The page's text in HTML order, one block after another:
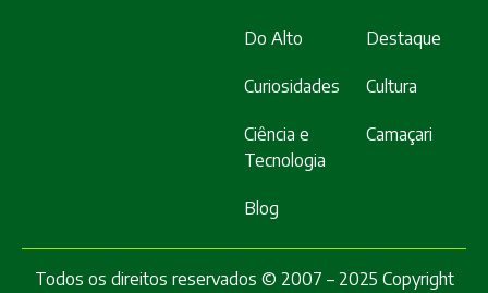
Do Alto Destaque
Curiosidades Cultura
Ciência e
Tecnologia
Camaçari
Blog
Todos os direitos reservados © 2007 – 2025 Copyright